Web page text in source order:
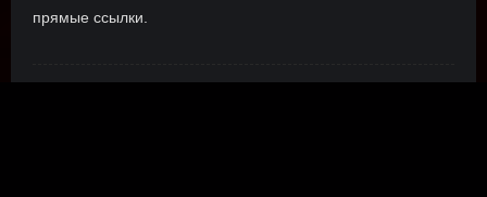
прямые ссылки.